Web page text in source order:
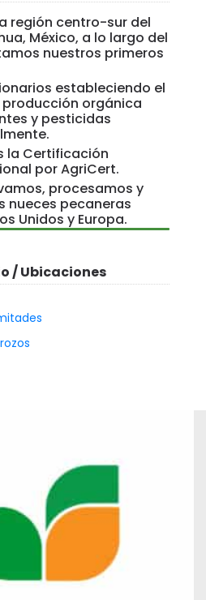
región centro-sur del
México, a lo largo del
nuestros primeros
estableciendo el
orgánica
y pesticidas
la Certificación
por AgriCert.
procesamos y
nueces pecaneras
Unidos y Europa.
/ Ubicaciones